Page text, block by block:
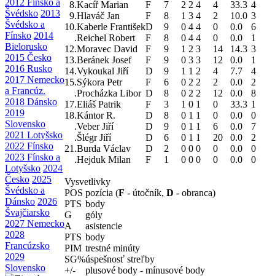
2012 Fínsko a
Švédsko 2013
Švédsko a
Fínsko 2014
Bielorusko
2015 Česko
2016 Rusko
2017 Nemecko
a Francúz.
2018 Dánsko
2019
Slovensko
2021 Lotyšsko
2022 Fínsko
2023 Fínsko a
Lotyšsko 2024
Česko 2025
Švédsko a
Dánsko 2026
Švajčiarsko
2027 Nemecko
2028
Francúzsko
2029
Slovensko
8.Kacíř Marian F 7 2 2 4 4 33.3 4
9.Hlaváč Jan F 8 1 3 4 2 10.0 3
10.Kaberle FrantišekD 9 0 4 4 0 0.0
6
.Reichel Robert F 8 0 4 4 0 0.0
1
12.Moravec David F 9 1 2 3 14 14.3 3
13.Beránek Josef F 9 0 3 3 12 0.0
1
14.Vykoukal Jiří D 9 1 1 2 4 7.7
4
15.Sýkora Petr F 6 0 2 2 2 0.0
2
.Procházka Libor D 8 0 2 2 12 0.0
8
17.Eliáš Patrik F 3 1 0 1 0 33.3 1
18.Kántor R. D 8 0 1 1 0 0.0
0
.Veber Jiří D 9 0 1 1 6 0.0
7
.Šlégr Jiří D 6 0 1 1 20 0.0
2
21.Burda Václav D 2 0 0 0 0 0.0
0
.Hejduk Milan F 1 0 0 0 0 0.0 0
Vysvetlivky
POS pozícia (F - útočník, D - obranca)
PTS body
G
góly
A
asistencie
PTS body
PIM trestné minúty
SG%úspešnosť streľby
+/-
plusové body - mínusové body